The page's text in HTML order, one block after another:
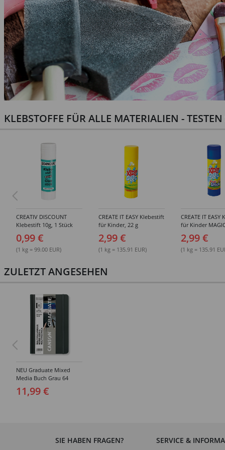
KLEBSTOFFE FÜR ALLE MATERIALIEN -
CREATIV DISCOUNT
Klebestift 10g, 1 Stück
0,99 €
(1 kg = 99.00 EUR)
CREATE IT EASY Klebestift
für Kinder, 22 g
2,99 €
(1 kg = 135.91 EUR)
CREATE IT
für Kinder
2,99 €
(1 kg = 135.91
ZULETZT ANGESEHEN
NEU Graduate Mixed
Media Buch Grau 64
Seiten, 14x21,6 cm,
220g/m², Hochformat,
11,99 €
SIE HABEN FRAGEN? SERVICE &